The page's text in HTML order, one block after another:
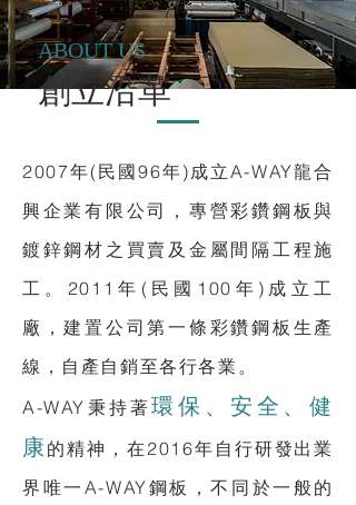
ABOUT US
創立沿革
2007年(民國96年)成立A-WAY龍合
興企業有限公司，專營彩鑽鋼板與
鍍鋅鋼材之買賣及金屬間隔工程施
工。2011年(民國100年)成立工
廠，建置公司第一條彩鑽鋼板生產
線，自產自銷至各行各業。
A-WAY秉持著環保、安全、健
康 的精神，在2016年自行研發出業
界唯一A-WAY鋼板，不同於一般的